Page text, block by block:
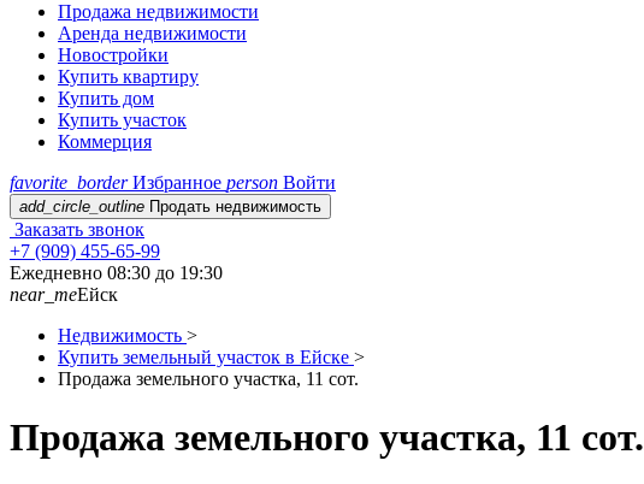
Продажа недвижимости
Аренда недвижимости
Новостройки
Купить квартиру
Купить дом
Купить участок
Коммерция
favorite_border Избранное person Войти
add_circle_outline Продать недвижимость
Заказать звонок
+7 (909) 455-65-99
Ежедневно 08:30 до 19:30
near_meЕйск
Недвижимость >
Купить земельный участок в Ейске >
Продажа земельного участка, 11 сот.
Продажа земельного участка, 11 сот.